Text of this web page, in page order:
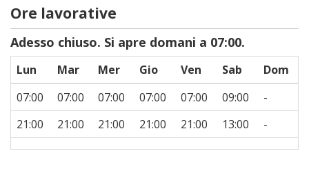
Ore lavorative
Adesso chiuso. Si apre domani a 07:00.
Lun Mar Mer Gio Ven Sab
Dom
07:00
07:00 07:00 07:00 07:00 09:00
-
21:00
21:00 21:00 21:00 21:00 13:00 -